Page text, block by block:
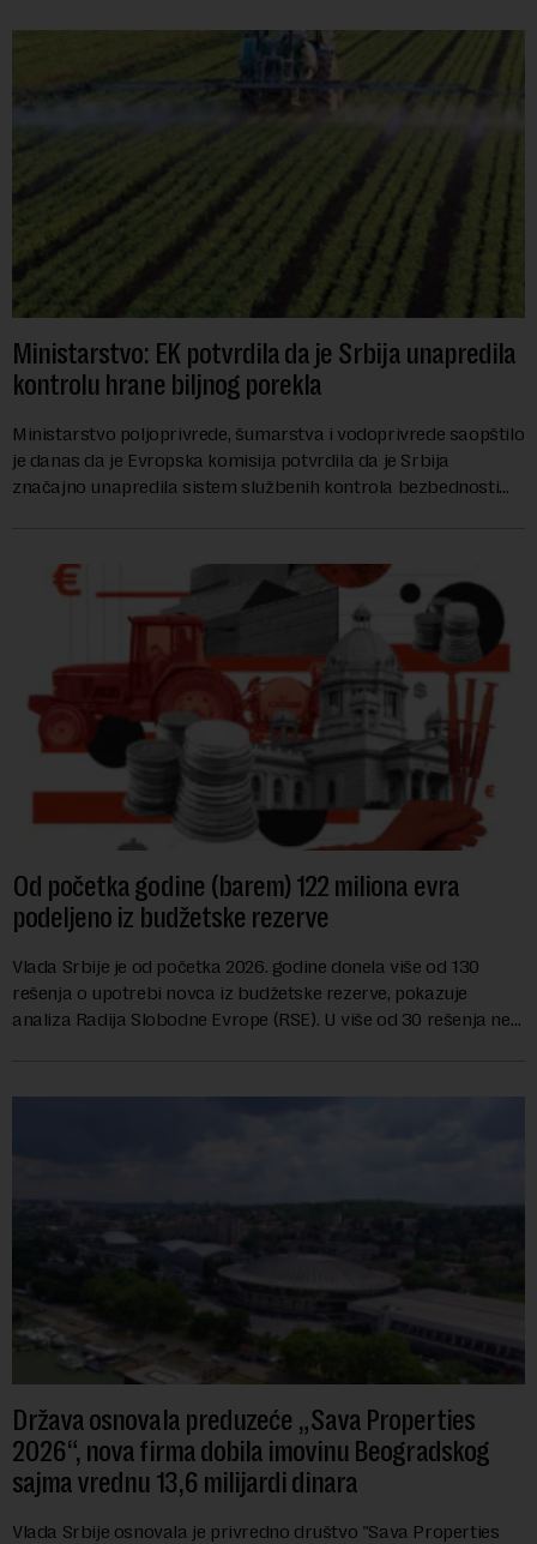
Ministarstvo: EK potvrdila da je Srbija unapredila
kontrolu hrane biljnog porekla
Ministarstvo poljoprivrede, šumarstva i vodoprivrede saopštilo
je danas da je Evropska komisija potvrdila da je Srbija
značajno unapredila sistem službenih kontrola bezbednosti
Od početka godine (barem) 122 miliona evra
podeljeno iz budžetske rezerve
Vlada Srbije je od početka 2026. godine donela više od 130
rešenja o upotrebi novca iz budžetske rezerve, pokazuje
analiza Radija Slobodne Evrope (RSE). U više od 30 rešenja ne
Država osnovala preduzeće „Sava Properties
2026“, nova firma dobila imovinu Beogradskog
sajma vrednu 13,6 milijardi dinara
Vlada Srbije osnovala je privredno društvo "Sava Properties